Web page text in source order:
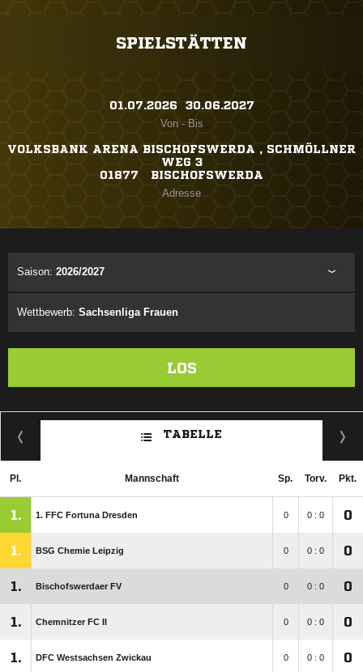
SPIELSTÄTTEN
01.07.2026 ​ 30.06.2027
Von - Bis
VOLKSBANK ARENA BISCHOFSWERDA , SCHMÖLLNER
WEG 3
01877 BISCHOFSWERDA
Adresse
Saison: 2026/2027
Wettbewerb: Sachsenliga Frauen
LOS
TABELLE
Pl. Mannschaft Sp. Torv. Pkt.
1. 1. FFC Fortuna Dresden 0 0 : 0 0
1. BSG Chemie Leipzig 0 0 : 0 0
1. Bischofswerdaer FV 0 0 : 0 0
1. Chemnitzer FC II 0 0 : 0 0
1. DFC Westsachsen Zwickau 0 0 : 0 0